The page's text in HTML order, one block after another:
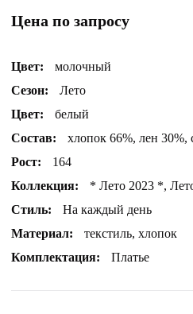
Цена по запросу
Цвет:
молочный
Сезон:
Лето
Цвет:
белый
Состав:
хлопок 66%, лен 30%,
Рост:
164
Коллекция:
* Лето 2023 *,
Стиль:
На каждый день
Материал:
текстиль, хлопок
Комплектация:
Платье